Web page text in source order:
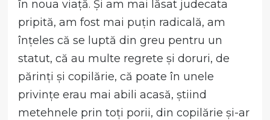
în noua viață. Și am mai lăsat judecata
pripită, am fost mai puțin radicală, am
înțeles că se luptă din greu pentru un
statut, că au multe regrete și doruri, de
părinți și copilărie, că poate în unele
privințe erau mai abili acasă, știind
metehnele prin toți porii, din copilărie și-ar